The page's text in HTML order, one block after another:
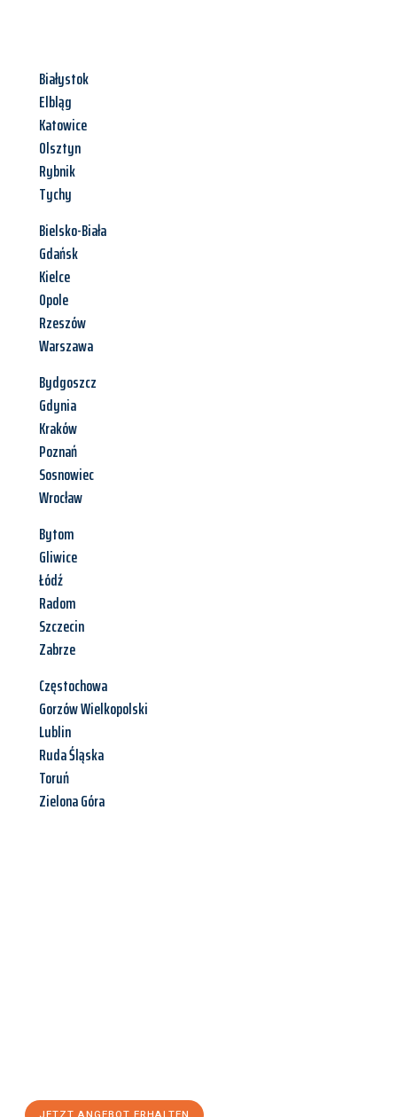
Białystok
Elbląg
Katowice
Olsztyn
Rybnik
Tychy
Bielsko-Biała
Gdańsk
Kielce
Opole
Rzeszów
Warszawa
Bydgoszcz
Gdynia
Kraków
Poznań
Sosnowiec
Wrocław
Bytom
Gliwice
Łódź
Radom
Szczecin
Zabrze
Częstochowa
Gorzów Wielkopolski
Lublin
Ruda Śląska
Toruń
Zielona Góra